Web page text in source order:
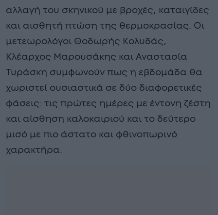
αλλαγή του σκηνικού με βροχές, καταιγίδες
και αισθητή πτώση της θερμοκρασίας. Οι
μετεωρολόγοι Θοδωρής Κολυδάς,
Κλέαρχος Μαρουσάκης και Αναστασία
Τυράσκη συμφωνούν πως η εβδομάδα θα
χωριστεί ουσιαστικά σε δύο διαφορετικές
φάσεις: τις πρώτες ημέρες με έντονη ζέστη
και αίσθηση καλοκαιριού και το δεύτερο
μισό με πιο άστατο και φθινοπωρινό
χαρακτήρα.